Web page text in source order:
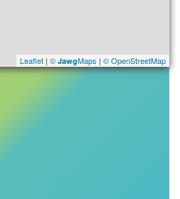
Leaflet | © JawgMaps | © OpenStreetMap